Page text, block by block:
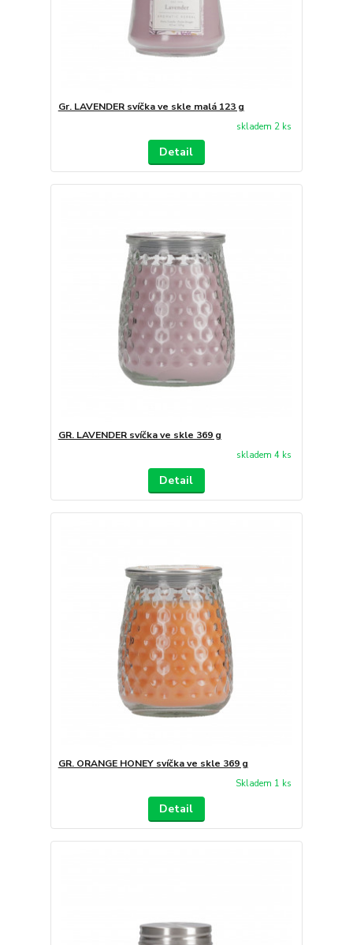
Gr. LAVENDER svíčka ve skle malá 123 g
skladem 2 ks
Detail
GR. LAVENDER svíčka ve skle 369 g
skladem 4 ks
Detail
GR. ORANGE HONEY svíčka ve skle 369 g
Skladem 1 ks
Detail